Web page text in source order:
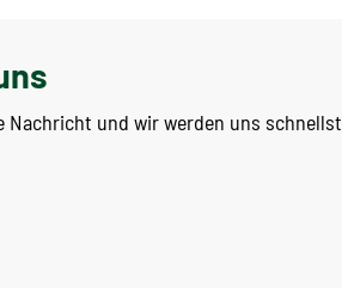
Nachricht und wir werden uns